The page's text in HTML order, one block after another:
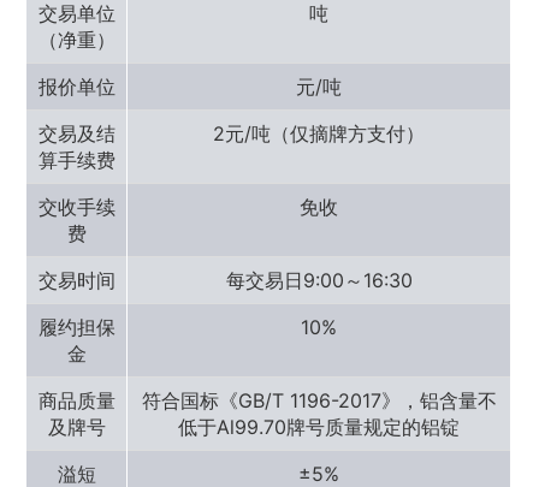
交易单位
（净重）
吨
报价单位
元/吨
交易及结
算手续费
2元/吨（仅摘牌方支付）
交收手续
费
免收
交易时间
每交易日9:00～16:30
履约担保
金
10%
商品质量
及牌号
符合国标《GB/T 1196-2017》，铝含量不
低于Al99.70牌号质量规定的铝锭
溢短
±5%